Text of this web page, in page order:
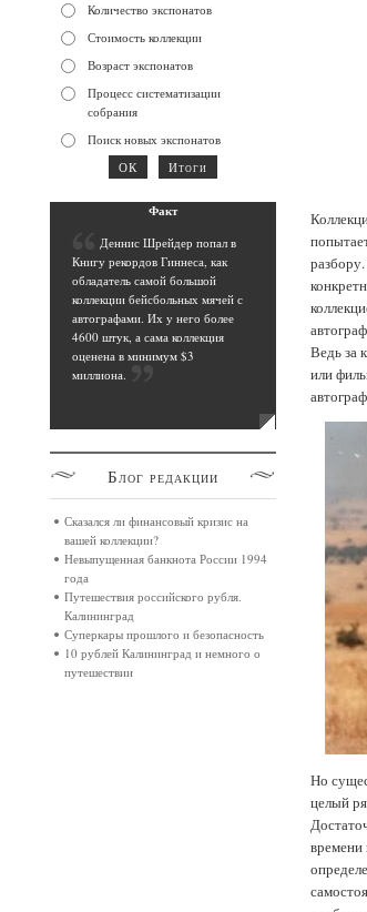
Ведь за
или
Но
целый
времени
Количество экспонатов
Стоимость коллекции
Возраст экспонатов
Процесс систематизации
собрания
Поиск новых экспонатов
Факт
Деннис Шрейдер попал в
Книгу рекордов Гиннеса, как
обладатель самой большой
коллекции бейсбольных мячей с
автографами. Их у него более
4600 штук, а сама коллекция
оценена в минимум $3
миллиона.
Блог редакции
Сказался ли финансовый кризис на
вашей коллекции?
Невыпущенная банкнота России 1994
года
Путешествия российского рубля.
Калининград
Суперкары прошлого и безопасность
10 рублей Калининград и немного о
путешествии